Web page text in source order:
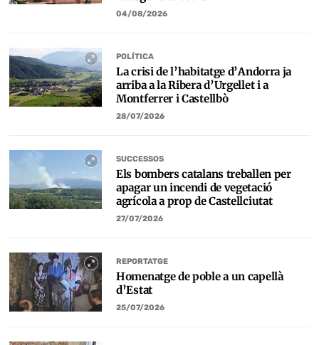
04/08/2026
POLÍTICA
La crisi de l’habitatge d’Andorra ja
arriba a la Ribera d’Urgellet i a
Montferrer i Castellbò
28/07/2026
SUCCESSOS
Els bombers catalans treballen per
apagar un incendi de vegetació
agrícola a prop de Castellciutat
27/07/2026
REPORTATGE
Homenatge de poble a un capellà
d’Estat
25/07/2026